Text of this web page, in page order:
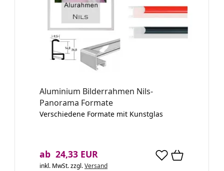
Aluminium Bilderrahmen Nils-
Panorama Formate
Verschiedene Formate mit Kunstglas
ab 24,33 EUR
inkl. MwSt.zzgl.Versand